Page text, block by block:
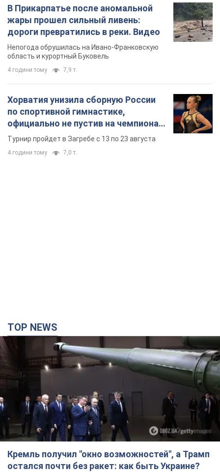
В Прикарпатье после аномальной
жары прошел сильный ливень:
дороги превратились в реки. Видео
Непогода обрушилась на Ивано-Франковскую
область и курортный Буковель
4 години тому 7,9 т.
Хорватия унизила сборную России
по спортивной гимнастике,
официально не пустив на чемпионат
Европы основных спортсменов
Турнир пройдет в Загребе с 13 по 23 августа
4 години тому 7,0 т.
TOP NEWS
Кремль получил "окно возможностей", а Трамп
остался почти без ракет: как быть Украине?